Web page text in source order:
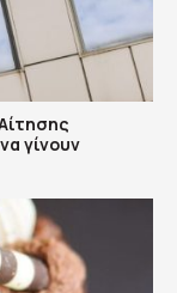
γίνουν